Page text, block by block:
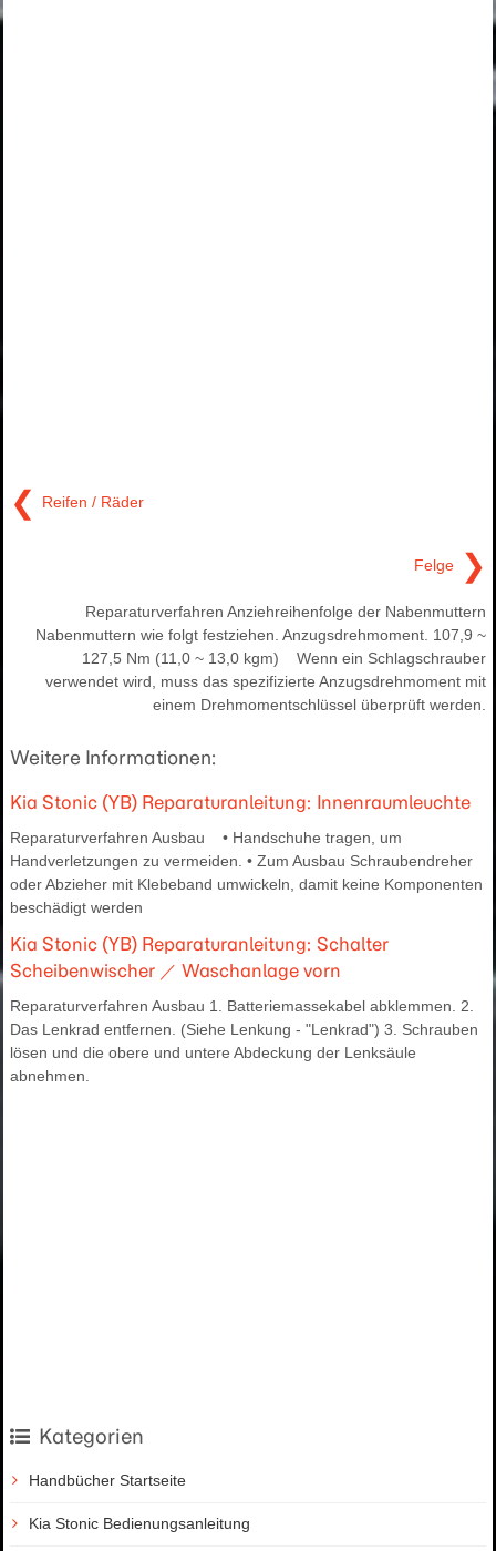
❮ Reifen / Räder
Felge ❯
Reparaturverfahren Anziehreihenfolge der Nabenmuttern
Nabenmuttern wie folgt festziehen. Anzugsdrehmoment. 107,9 ~
127,5 Nm (11,0 ~ 13,0 kgm) Wenn ein Schlagschrauber
verwendet wird, muss das spezifizierte Anzugsdrehmoment mit
einem Drehmomentschlüssel überprüft werden.
Weitere Informationen:
Kia Stonic (YB) Reparaturanleitung: Innenraumleuchte
Reparaturverfahren Ausbau • Handschuhe tragen, um
Handverletzungen zu vermeiden. • Zum Ausbau Schraubendreher
oder Abzieher mit Klebeband umwickeln, damit keine Komponenten
beschädigt werden
Kia Stonic (YB) Reparaturanleitung: Schalter
Scheibenwischer ／ Waschanlage vorn
Reparaturverfahren Ausbau 1. Batteriemassekabel abklemmen. 2.
Das Lenkrad entfernen. (Siehe Lenkung - "Lenkrad") 3. Schrauben
lösen und die obere und untere Abdeckung der Lenksäule
abnehmen.
Kategorien
Handbücher Startseite
Kia Stonic Bedienungsanleitung